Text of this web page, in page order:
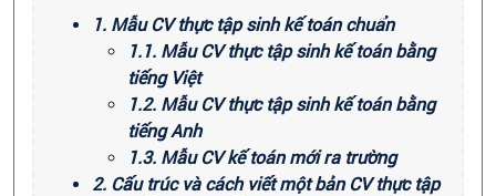
1. Mẫu CV thực tập sinh kế toán chuẩn
1.1. Mẫu CV thực tập sinh kế toán bằng
tiếng Việt
1.2. Mẫu CV thực tập sinh kế toán bằng
tiếng Anh
1.3. Mẫu CV kế toán mới ra trường
2. Cấu trúc và cách viết một bản CV thực tập